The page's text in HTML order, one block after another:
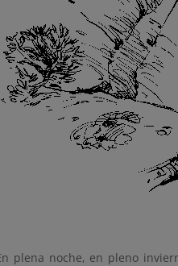
plena noche, en pleno